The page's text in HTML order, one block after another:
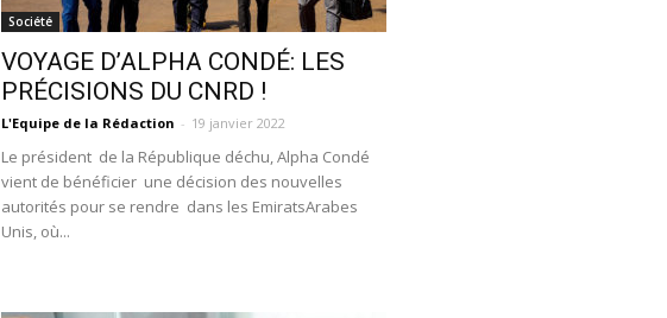
Société
VOYAGE D’ALPHA CONDÉ: LES
PRÉCISIONS DU CNRD !
L'Equipe de la Rédaction - 19 janvier 2022
Le président de la République déchu, Alpha Condé
vient de bénéficier une décision des nouvelles
autorités pour se rendre dans les EmiratsArabes
Unis, où...